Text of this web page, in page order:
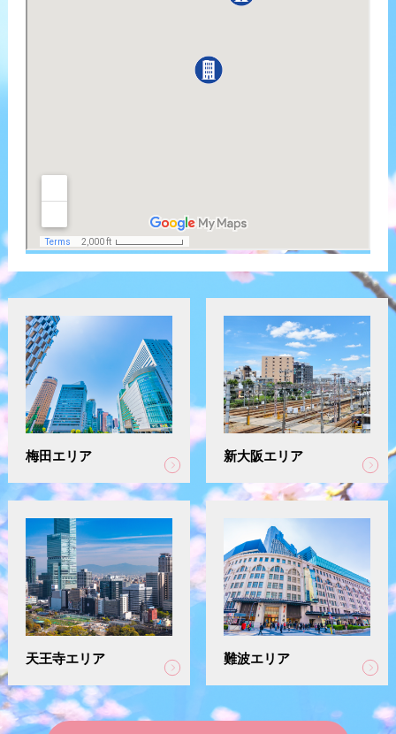
梅田エリア 新大阪エリア
天王寺エリア 難波エリア